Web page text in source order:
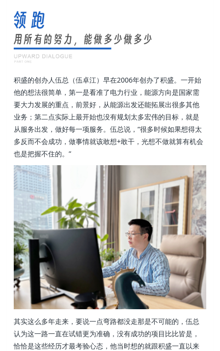
积盛的创办人伍总（伍卓江）早在2006年创办了积盛。一开始
他的想法很简单，第一是看准了电力行业，能源方向是国家需
要大力发展的重点，前景好，从能源出发还能拓展出很多其他
业务；第二点实际上最开始也没有规划太多宏伟的目标，就是
从服务出发，做好每一项服务。伍总说，“很多时候如果想得太
多反而不会成功，做事情就该敢想+敢干，光想不做就算有机会
也是把握不住的。”
其实这么多年走来，要说一点弯路都没走那是不可能的，伍总
认为这一路一直在试错更为准确，没有成功的项目比比皆是，
恰恰是这些经历才最考验心态，他当时想的就跟积盛一直以来